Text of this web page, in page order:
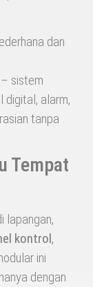
dan
– sistem
digital, alarm,
tanpa
Tempat
lapangan,
kontrol,
ini
dengan